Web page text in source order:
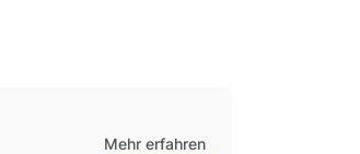
Mehr erfahren